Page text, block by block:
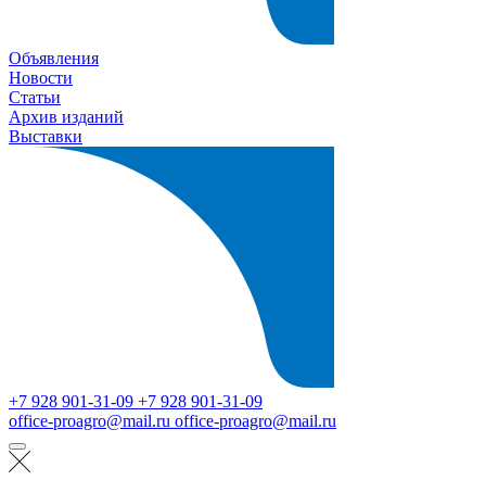
Объявления
Новости
Статьи
Архив изданий
Выставки
+7 928 901-31-09 +7 928 901-31-09
office-proagro@mail.ru office-proagro@mail.ru